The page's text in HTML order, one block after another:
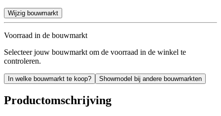
Wijzig bouwmarkt
Voorraad in de bouwmarkt
Selecteer jouw bouwmarkt om de voorraad in de winkel te
controleren.
In welke bouwmarkt te koop? Showmodel bij andere bouwmarkten
Productomschrijving